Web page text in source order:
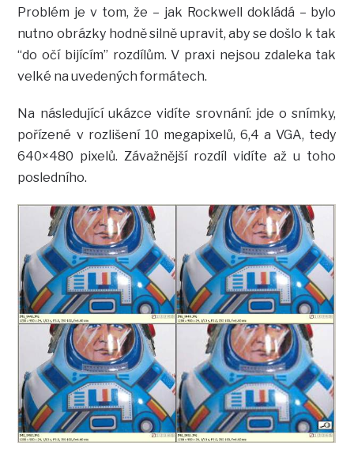
Problém je v tom, že – jak Rockwell dokládá – bylo
nutno obrázky hodně silně upravit, aby se došlo k tak
“do očí bijícím” rozdílům. V praxi nejsou zdaleka tak
velké na uvedených formátech.
Na následující ukázce vidíte srovnání: jde o snímky,
pořízené v rozlišení 10 megapixelů, 6,4 a VGA, tedy
640×480 pixelů. Závažnější rozdíl vidíte až u toho
posledního.